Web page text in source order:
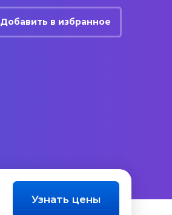
Добавить в избранное
Узнать цены